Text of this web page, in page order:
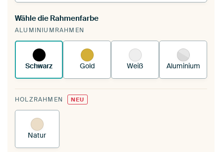
Du spannst einen wechselbaren Textiltuch in
deinen vorhandenen ArtFrame™.
funktioniert es.
Wähle die Rahmenfarbe
ALUMINIUMRAHMEN
Schwarz Gold Weiß Aluminium
HOLZRAHMEN NEU
Natur